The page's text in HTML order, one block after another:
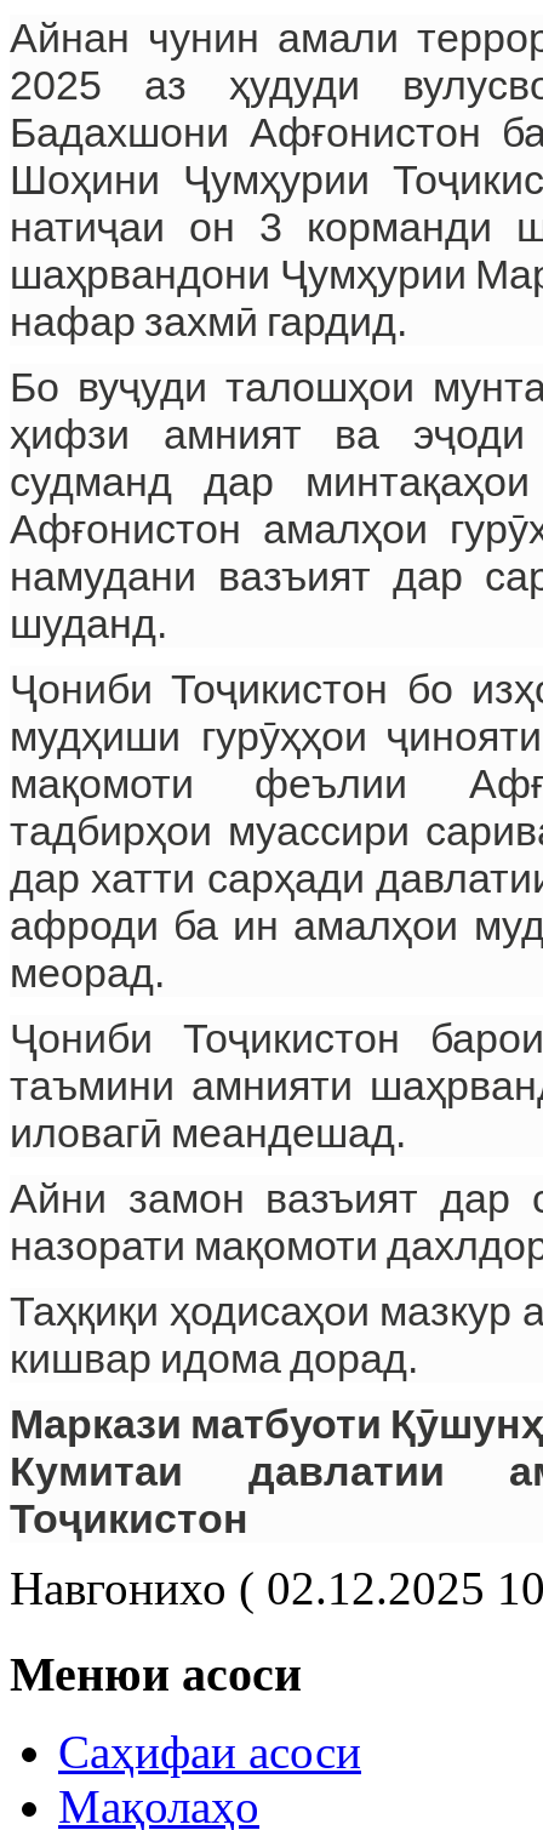
Айнан чунин амали
2025 аз ҳудуди
Бадахшони Афғонистон
Шоҳини Ҷумҳурии
натиҷаи он 3 корманди
шаҳрвандони Ҷумҳурии
нафар захмӣ гардид.
Бо вуҷуди талошҳои
ҳифзи амният ва эҷоди
судманд дар
Афғонистон амалҳои
намудани вазъият дар
шуданд.
Ҷониби Тоҷикистон бо
мудҳиши гурӯҳҳои
мақомоти феълии
тадбирҳои муассири
дар хатти сарҳади
афроди ба ин амалҳои
меорад.
Ҷониби Тоҷикистон
таъмини амнияти
иловагӣ меандешад.
Айни замон вазъият дар
назорати мақомоти
Таҳқиқи ҳодисаҳои мазкур
кишвар идома дорад.
Маркази матбуоти
Кумитаи давлатии
Тоҷикистон
Навгонихо ( 02.12.2025
Менюи асоси
Саҳифаи асоси
Мақолаҳо